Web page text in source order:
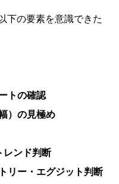
下の要素を意識できた
トの確認
）の見極め
レンド判断
リー・エグジット判断